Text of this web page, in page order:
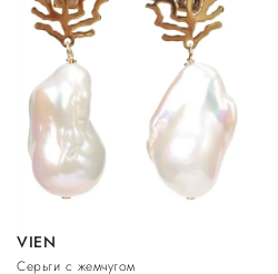
VIEN
Серьги с жемчугом